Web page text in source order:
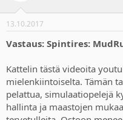
13.10.2017
Vastaus: Spintires:
Kattelin tästä videoita
mielenkiintoiselta. Tämän
pelattua, simulaatiopelejä
hallinta ja maastojen